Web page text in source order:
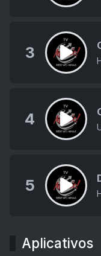
3
4
5
Aplicativos